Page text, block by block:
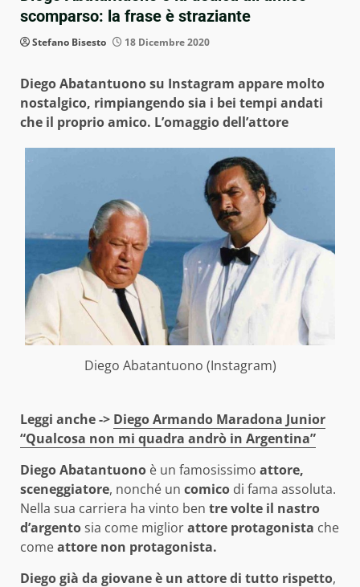
scomparso: la frase è straziante
Stefano Bisesto 18 Dicembre 2020
Diego Abatantuono su Instagram appare molto
nostalgico, rimpiangendo sia i bei tempi andati
che il proprio amico. L’omaggio dell’attore
Diego Abatantuono (Instagram)
Leggi anche -> Diego Armando Maradona Junior
“Qualcosa non mi quadra andrò in Argentina”
Diego Abatantuono è un famosissimo attore,
sceneggiatore, nonché un comico di fama assoluta.
Nella sua carriera ha vinto ben tre volte il nastro
d’argentosia come migliorattore protagonista che
comeattore non protagonista.
Diego già da giovane è un attore di tutto rispetto,